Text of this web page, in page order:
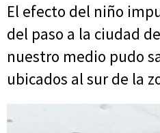
El efecto del niño
del paso a la ciudad
nuestro medio pudo
ubicados al sur de la